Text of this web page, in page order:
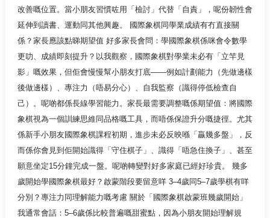
改善嘅位置。當小朋友習慣咗用「檢討」代替「自責」，呢份韌性會
延伸到讀書、運動同其他興趣。 國際象棋同學業成績有冇直接關
係？家長應該點睇期望值 好多家長會問：學國際象棋係咪會令數學
更叻、成績即刻提升？以我觀察，國際象棋對學業未必有「立竿見
影」嘅效果，但佢會慢慢幫小朋友打底——例如計劃能力（先做邊樣
後做邊樣）、專注力（唔易分心）、自我監察（識得停低檢查自
己）。呢啲都係長線學習能力。家長最需要調整嘅係期望值：將國際
象棋視為一個訓練思維同品格嘅工具，而唔係保證升分嘅捷徑。尤其
係新手小朋友國際象棋課程初期，進步未必反映喺「贏幾多盤」，反
而係你會見到佢開始識得「守住棋子」、識得「唔急住換子」、甚至
願意坐定15分鐘完成一盤。呢啲轉變對好多家庭已經好珍貴。 幾多
歲開始學國際象棋最好？啟蒙階段要留意咩 3–4歲同5–7歲學棋有咩
分別？專注力同理解能力嘅考慮 關於「國際象棋啟蒙班幾歲開始」
我通常會話：5–6歲係比較普遍嘅甜蜜點，因為小朋友開始理解規